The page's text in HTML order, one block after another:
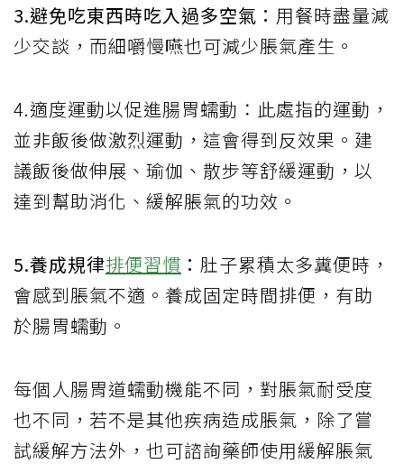
3.避免吃東西時吃入過多空氣： 用餐時盡量減
少交談，而細嚼慢嚥也可減少脹氣產生。
4.適度運動以促進腸胃蠕動：此處指的運動，
並非飯後做激烈運動，這會得到反效果。建
議飯後做伸展、瑜伽、散步等舒緩運動，以
達到幫助消化、緩解脹氣的功效。
5.養成規律排便習慣 ： 肚子累積太多糞便時，
會感到脹氣不適。養成固定時間排便，有助
於腸胃蠕動。
每個人腸胃道蠕動機能不同，對脹氣耐受度
也不同，若不是其他疾病造成脹氣，除了嘗
試緩解方法外，也可諮詢藥師使用緩解脹氣